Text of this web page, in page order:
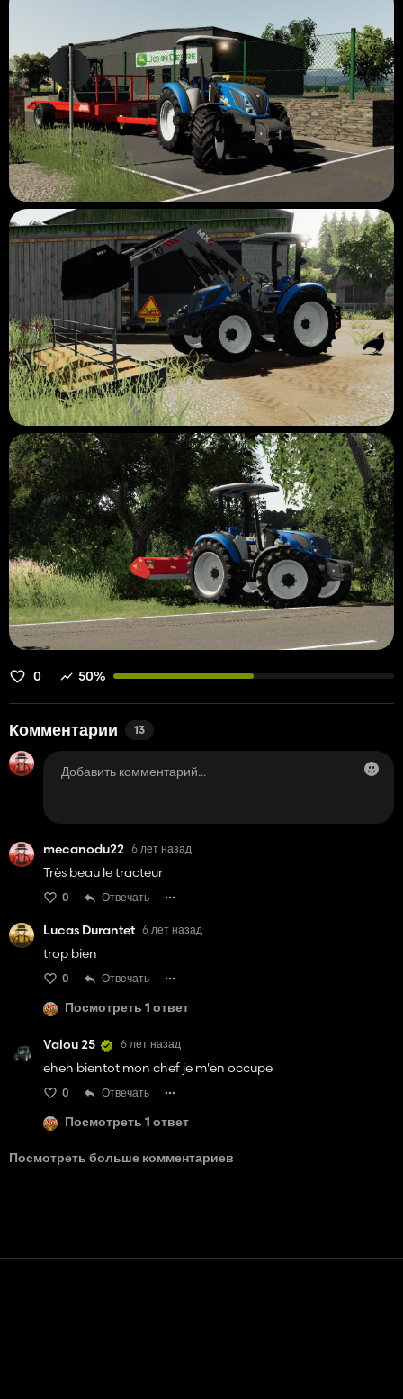
0 50%
Комментарии 13
mecanodu22 6 лет назад
Très beau le tracteur
0 Отвечать
Lucas Durantet 6 лет назад
trop bien
0 Отвечать
Посмотреть 1 ответ
Valou 25 6 лет назад
eheh bientot mon chef je m'en occupe
0 Отвечать
Посмотреть 1 ответ
Посмотреть больше комментариев